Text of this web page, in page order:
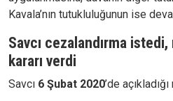
Kavala’nın tutukluluğunun ise
Savcı cezalandırma
kararı verdi
Savcı 6 Şubat 2020’de